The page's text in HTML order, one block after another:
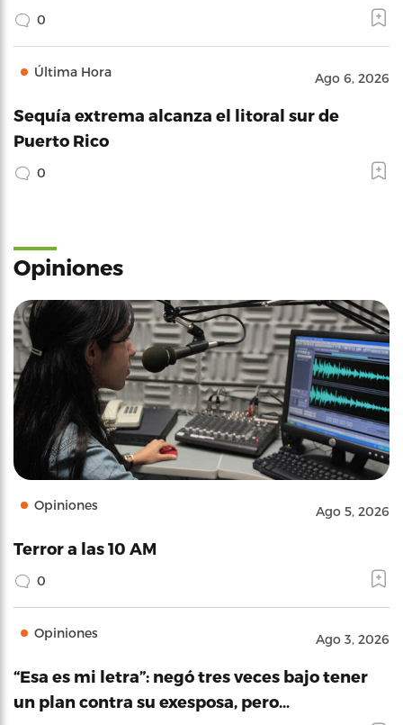
0
Última Hora Ago 6, 2026
Sequía extrema alcanza el litoral sur de
Puerto Rico
0
Opiniones
Opiniones Ago 5, 2026
Terror a las 10 AM
0
Opiniones Ago 3, 2026
“Esa es mi letra”: negó tres veces bajo tener
un plan contra su exesposa, pero…